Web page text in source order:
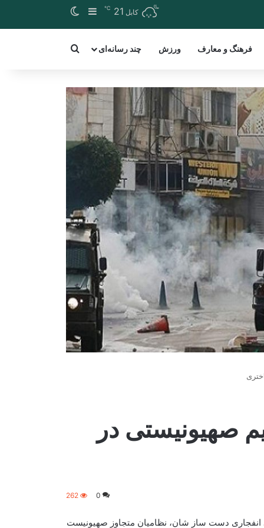
کابل 21
℃
Sidebar
فرهنگ و معارف ورزش چند رسانه‌ای for a word
صهیونیستی در
0
262
انفجاری دست ساز شان، نظامیان متجاوز صهیونیست